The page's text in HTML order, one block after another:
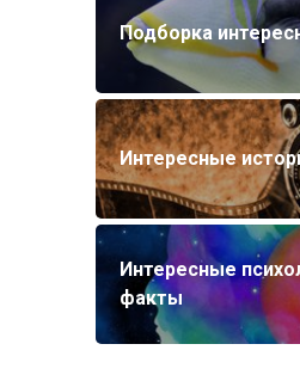
Подборка
Интересные
Интересные
факты